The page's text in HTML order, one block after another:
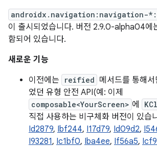
androidx.navigation:navigation-
이 출시되었습니다. 버전 2.9.0-alpha04에
함되어 있습니다.
새로운 기능
이전에는
reified 메서드를 통해
었던 유형 안전 API(예: 이제
composable<YourScreen> 에
직접 사용하는 비구체화 버전이 있습
Id2879, Ibf244, I17d79, Id09d2,
I93281, Ic1bf0, Iba4ee, If56a5,